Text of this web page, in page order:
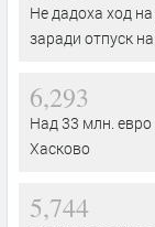
Не дадоха ход
заради отпуск
6,293
Над 33 млн.
Хасково
5,744